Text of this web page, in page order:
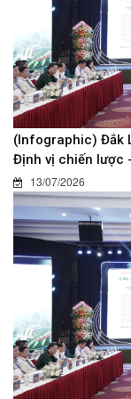
(Infographic) Đắk
Định vị chiến lược
13/07/2026